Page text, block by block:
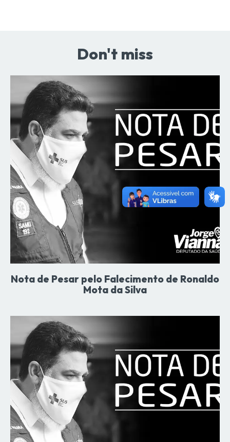
Don't miss
Nota de Pesar pelo Falecimento de Ronaldo
Mota da Silva